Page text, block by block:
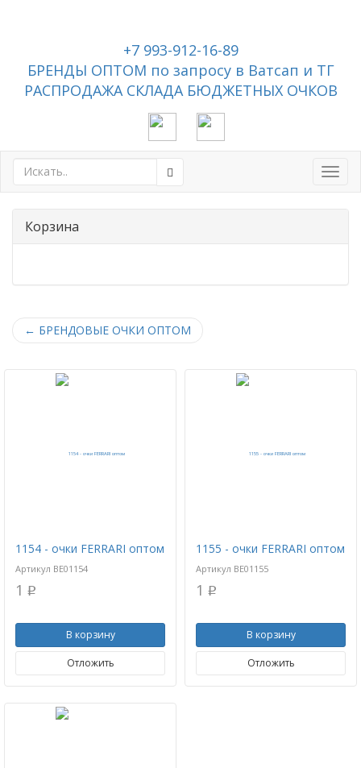
+7 993-912-16-89
БРЕНДЫ ОПТОМ по запросу в Ватсап и ТГ
РАСПРОДАЖА СКЛАДА БЮДЖЕТНЫХ ОЧКОВ
Корзина
← БРЕНДОВЫЕ ОЧКИ ОПТОМ
1154 - очки FERRARI оптом
Артикул BE01154
1 p
В корзину
Отложить
1155 - очки FERRARI оптом
Артикул BE01155
1 p
В корзину
Отложить